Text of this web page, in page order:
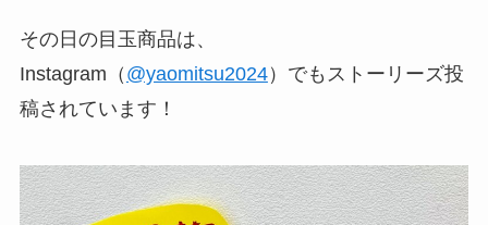
その日の目玉商品は、
Instagram（ @yaomitsu2024）でもストーリーズ投
稿されています！